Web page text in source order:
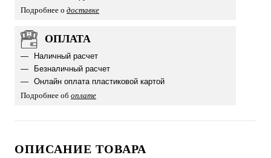
Подробнее о доставке
ОПЛАТА
Наличный расчет
Безналичный расчет
Онлайн оплата пластиковой картой
Подробнее об оплате
ОПИСАНИЕ ТОВАРА